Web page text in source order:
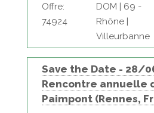
Offre:
74924
DOM | 69 -
Rhône |
Villeurbanne
Save the Date - 28/
Rencontre annuelle
Paimpont (Rennes,